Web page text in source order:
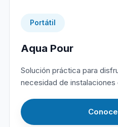
Portátil
Aqua Pour
Solución práctica para
necesidad de instalaciones